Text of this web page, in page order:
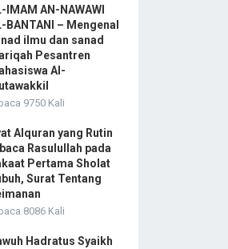
IMAM AN-NAWAWI
BANTANI – Mengenal
ilmu dan sanad
Pesantren
Al-
9750 Kali
Alquran yang Rutin
Rasulullah pada
Pertama Sholat
Surat Tentang
8086 Kali
Hadratus Syaikh